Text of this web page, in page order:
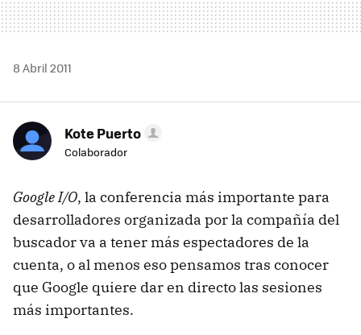
8 Abril 2011
Kote Puerto
Colaborador
Google I/O, la conferencia más importante para
desarrolladores organizada por la compañía del
buscador va a tener más espectadores de la
cuenta, o al menos eso pensamos tras conocer
que Google quiere dar en directo las sesiones
más importantes.